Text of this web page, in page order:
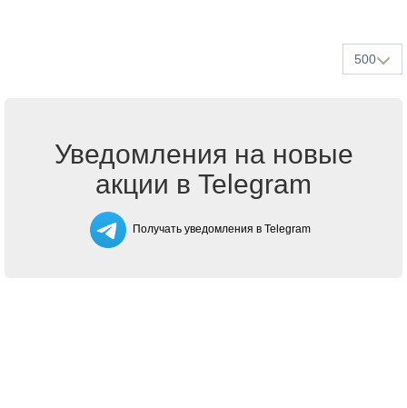
500
Уведомления на новые
акции в Telegram
Получать уведомления в Telegram